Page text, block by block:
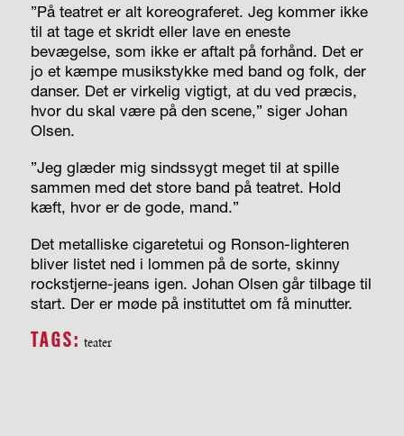
”På teatret er alt koreograferet. Jeg kommer ikke
til at tage et skridt eller lave en eneste
bevægelse, som ikke er aftalt på forhånd. Det er
jo et kæmpe musikstykke med band og folk, der
danser. Det er virkelig vigtigt, at du ved præcis,
hvor du skal være på den scene,” siger Johan
Olsen.
”Jeg glæder mig sindssygt meget til at spille
sammen med det store band på teatret. Hold
kæft, hvor er de gode, mand.”
Det metalliske cigaretetui og Ronson-lighteren
bliver listet ned i lommen på de sorte, skinny
rockstjerne-jeans igen. Johan Olsen går tilbage til
start. Der er møde på instituttet om få minutter.
TAGS: teater